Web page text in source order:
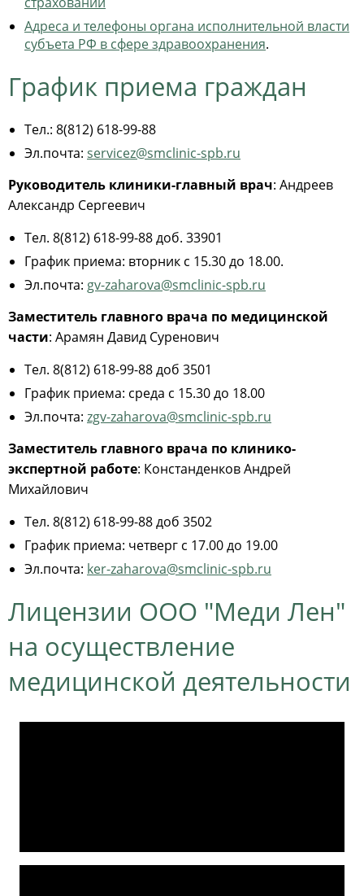
Адреса и телефоны органа исполнительной власти
субъета РФ в сфере здравоохранения.
График приема граждан
Тел.: 8(812) 618-99-88
Эл.почта: servicez@smclinic-spb.ru
Руководитель клиники-главный врач: Андреев
Александр Сергеевич
Тел. 8(812) 618-99-88 доб. 33901
График приема: вторник с 15.30 до 18.00.
Эл.почта: gv-zaharova@smclinic-spb.ru
Заместитель главного врача по медицинской
части: Арамян Давид Суренович
Тел. 8(812) 618-99-88 доб 3501
График приема: среда с 15.30 до 18.00
Эл.почта: zgv-zaharova@smclinic-spb.ru
Заместитель главного врача по клинико-
экспертной работе: Констанденков Андрей
Михайлович
Тел. 8(812) 618-99-88 доб 3502
График приема: четверг с 17.00 до 19.00
Эл.почта: ker-zaharova@smclinic-spb.ru
Лицензии ООО "Меди Лен"
на осуществление
медицинской деятельности